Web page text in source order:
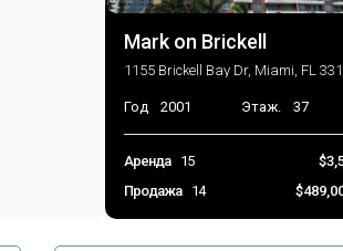
Mark on Brickell
1155 Brickell Bay Dr, Miami, FL
Год 2001 Этаж. 37
Аренда 15
Продажа
14